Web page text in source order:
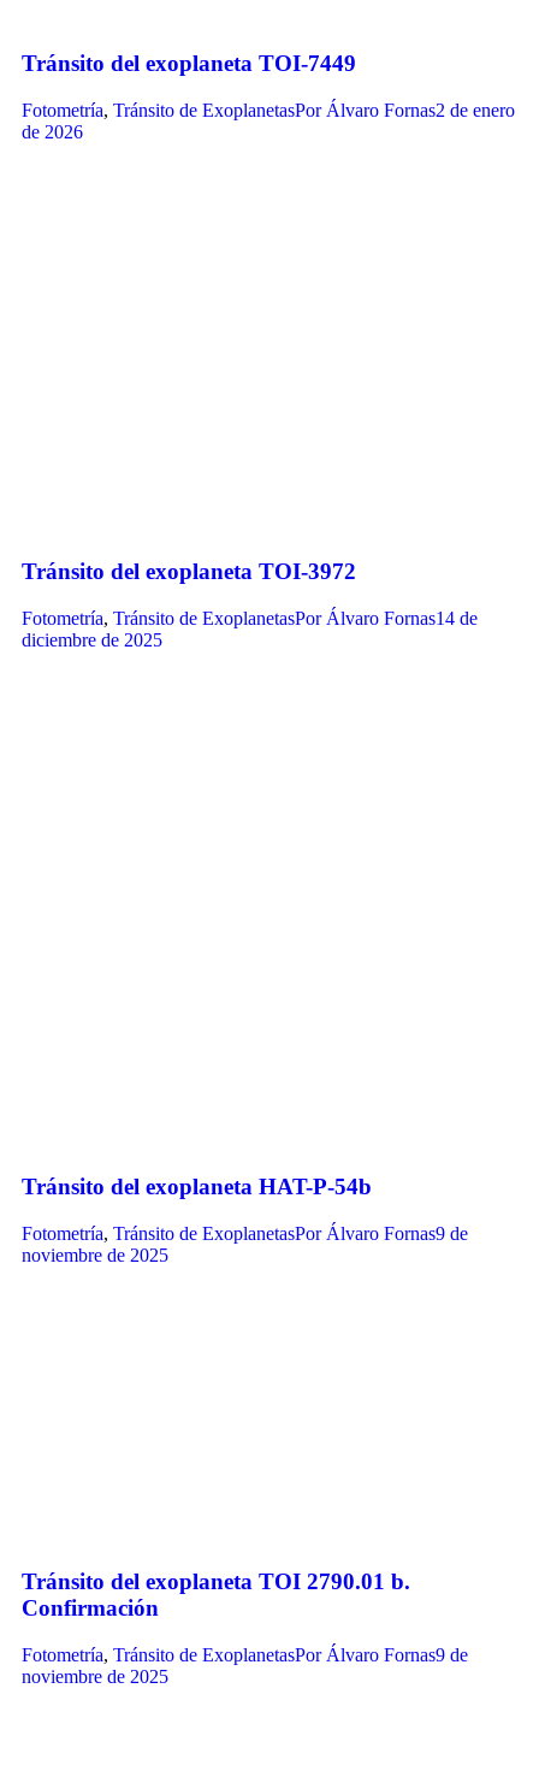
Tránsito del exoplaneta TOI-7449
Fotometría, Tránsito de ExoplanetasPor Álvaro Fornas2 de enero
de 2026
Tránsito del exoplaneta TOI-3972
Fotometría, Tránsito de ExoplanetasPor Álvaro Fornas14 de
diciembre de 2025
Tránsito del exoplaneta HAT-P-54b
Fotometría, Tránsito de ExoplanetasPor Álvaro Fornas9 de
noviembre de 2025
Tránsito del exoplaneta TOI 2790.01 b.
Confirmación
Fotometría, Tránsito de ExoplanetasPor Álvaro Fornas9 de
noviembre de 2025